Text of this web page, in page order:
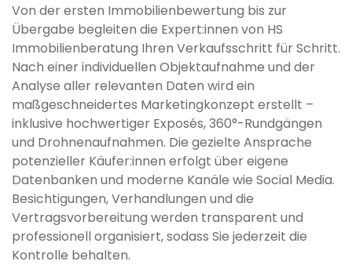
Von der ersten Immobilienbewertung bis zur
Übergabe begleiten die Expert:innen von HS
Immobilienberatung Ihren Verkaufsschritt für Schritt.
Nach einer individuellen Objektaufnahme und der
Analyse aller relevanten Daten wird ein
maßgeschneidertes Marketingkonzept erstellt –
inklusive hochwertiger Exposés, 360°-Rundgängen
und Drohnenaufnahmen. Die gezielte Ansprache
potenzieller Käufer:innen erfolgt über eigene
Datenbanken und moderne Kanäle wie Social Media.
Besichtigungen, Verhandlungen und die
Vertragsvorbereitung werden transparent und
professionell organisiert, sodass Sie jederzeit die
Kontrolle behalten.